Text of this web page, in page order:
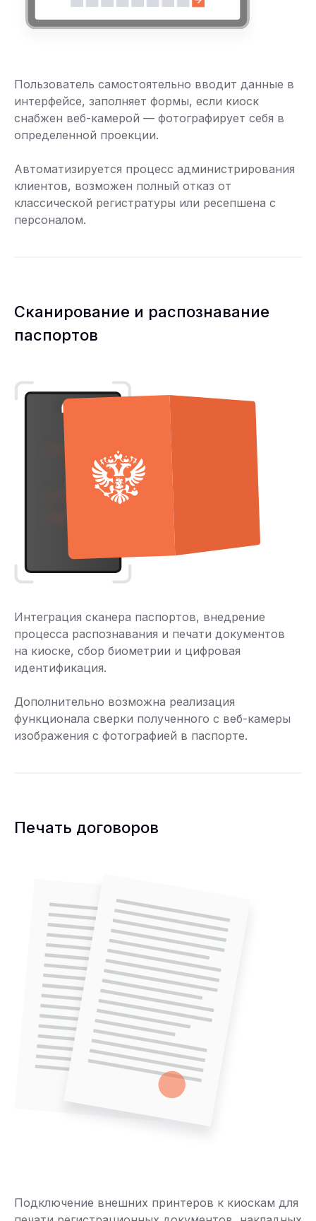
Пользователь самостоятельно вводит данные в
интерфейсе, заполняет формы, если киоск
снабжен веб-камерой — фотографирует себя в
определенной проекции.
Автоматизируется процесс администрирования
клиентов, возможен полный отказ от
классической регистратуры или ресепшена с
персоналом.
Сканирование и распознавание
паспортов
Интеграция сканера паспортов, внедрение
процесса распознавания и печати документов
на киоске, сбор биометрии и цифровая
идентификация.
Дополнительно возможна реализация
функционала сверки полученного с веб-камеры
изображения с фотографией в паспорте.
Печать договоров
Подключение внешних принтеров к киоскам для